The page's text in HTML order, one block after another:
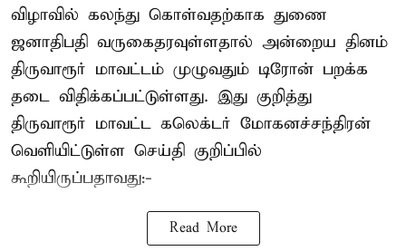
விழாவில் கலந்து கொள்வதற்காக துணை
ஜனாதிபதி வருகைதரவுள்ளதால் அன்றைய தினம்
திருவாரூர் மாவட்டம் முழுவதும் டிரோன் பறக்க
தடை விதிக்கப்பட்டுள்ளது. இது குறித்து
திருவாரூர் மாவட்ட கலெக்டர் மோகனச்சந்திரன்
வெளியிட்டுள்ள செய்தி குறிப்பில்
கூறியிருப்பதாவது:-
Read More